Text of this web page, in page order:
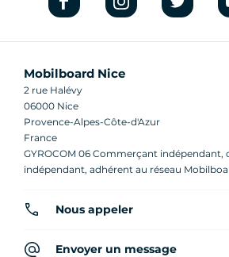
Mobilboard Nice
2 rue Halévy
06000 Nice
Provence-Alpes-Côte-d'Azur
France
GYROCOM 06 Commerçant
indépendant, adhérent au réseau
Nous appeler
Envoyer un message